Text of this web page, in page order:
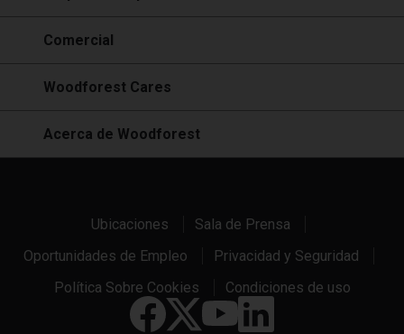
Comercial
Woodforest Cares
Acerca de Woodforest
Ubicaciones
Sala de Prensa
Oportunidades de Empleo
Privacidad y Seguridad
Política Sobre Cookies
Condiciones de uso